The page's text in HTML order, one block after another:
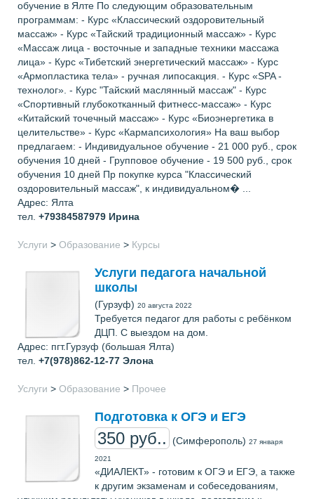
обучение в Ялте По следующим образовательным
программам: - Курс «Классический оздоровительный
массаж» - Курс «Тайский традиционный массаж» - Курс
«Массаж лица - восточные и западные техники массажа
лица» - Курс «Тибетский энергетический массаж» - Курс
«Армопластика тела» - ручная липосакция. - Курс «SPA -
технолог». - Курс "Тайский маслянный массаж" - Курс
«Спортивный глубокотканный фитнесс-массаж» - Курс
«Китайский точечный массаж» - Курс «Биоэнергетика в
целительстве» - Курс «Кармапсихология» На ваш выбор
предлагаем: - Индивидуальное обучение - 21 000 руб., срок
обучения 10 дней - Групповое обучение - 19 500 руб., срок
обучения 10 дней Пр покупке курса "Классический
оздоровительный массаж", к индивидуальном� ...
Адрес: Ялта
тел. +79384587979 Ирина
Услуги > Образование > Курсы
Услуги педагога начальной
школы
(Гурзуф) 20 августа 2022
Требуется педагог для работы с ребёнком
ДЦП. С выездом на дом.
Адрес: пгт.Гурзуф (большая Ялта)
тел. +7(978)862-12-77 Элона
Услуги > Образование > Прочее
Подготовка к ОГЭ и ЕГЭ
350 руб.. (Симферополь) 27 января
2021
«ДИАЛЕКТ» - готовим к ОГЭ и ЕГЭ, а также
к другим экзаменам и собеседованиям,